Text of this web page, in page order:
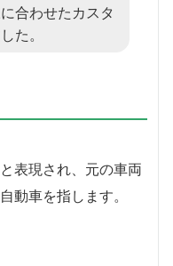
合わせたカスタ
た。
表現され、元の車両
動車を指します。